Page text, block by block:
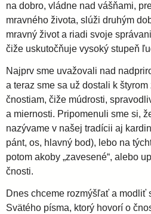
na dobro, vládne nad vášňami,
mravného života, slúži druhým
mravný život a riadi svoje
čiže uskutočňuje vysoký stupeň
Najprv sme uvažovali nad
a teraz sme sa už dostali k
čnostiam, čiže múdrosti,
a miernosti. Pripomenuli sme si,
nazývame v našej tradícii aj
pánt, os, hlavný bod), lebo na
potom akoby „zavesené“, alebo
čnosti.
Dnes chceme rozmýšľať a modliť
Svätého písma, ktorý hovorí o